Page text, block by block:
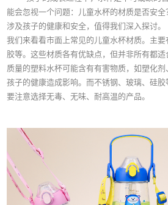
能会忽视一个问题：儿童水杯的材质是否安
涉及孩子的健康和安全，值得我们深入探讨。
我们来看看市面上常见的儿童水杯材质。主
胶等。这些材质各有优缺点，但并非所有都
质量的塑料水杯可能含有有害物质，如塑化
孩子的健康造成影响。而不锈钢、玻璃、硅
要注意选择无毒、无味、耐高温的产品。